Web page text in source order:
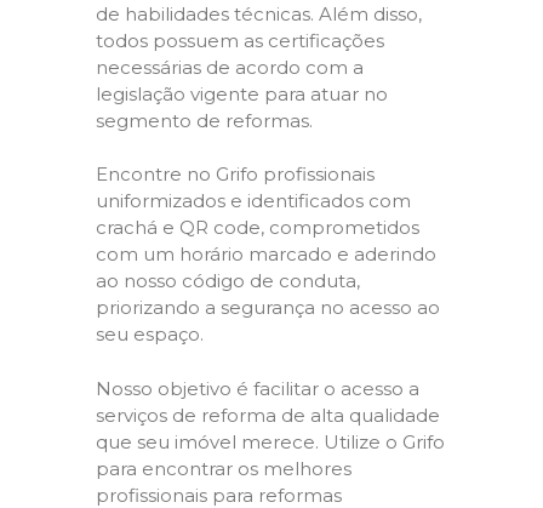
de habilidades técnicas. Além disso,
todos possuem as certificações
necessárias de acordo com a
legislação vigente para atuar no
segmento de reformas.
Encontre no Grifo profissionais
uniformizados e identificados com
crachá e QR code, comprometidos
com um horário marcado e aderindo
ao nosso código de conduta,
priorizando a segurança no acesso ao
seu espaço.
Nosso objetivo é facilitar o acesso a
serviços de reforma de alta qualidade
que seu imóvel merece. Utilize o Grifo
para encontrar os melhores
profissionais para reformas